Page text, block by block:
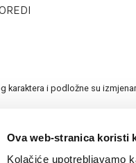
Ova web-stranica koristi
Kolačiće upotrebljavamo
karaktera i podložne su